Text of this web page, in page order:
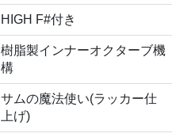
HIGH F#付き
樹脂製インナーオクターブ機
構
サムの魔法使い(ラッカー仕
上げ)